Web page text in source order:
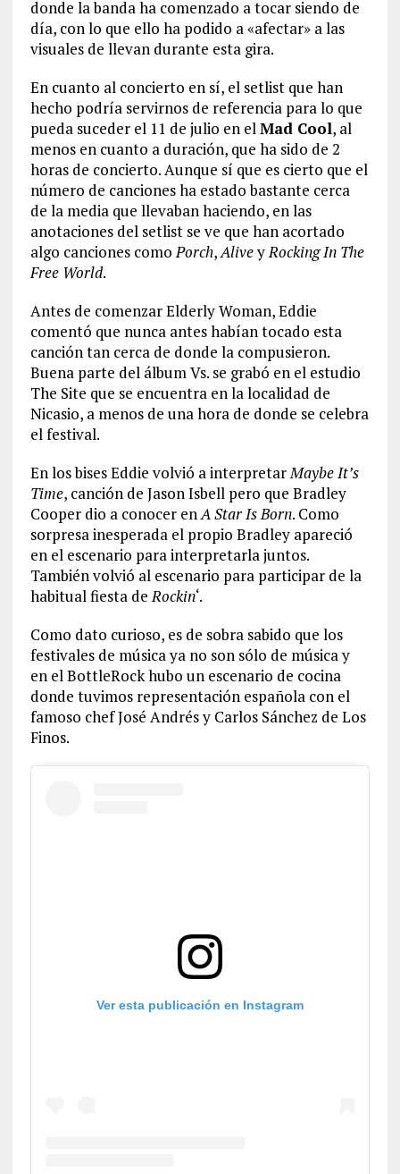
donde la banda ha comenzado a tocar siendo de
día, con lo que ello ha podido a «afectar» a las
visuales de llevan durante esta gira.
En cuanto al concierto en sí, el setlist que han
hecho podría servirnos de referencia para lo que
pueda suceder el 11 de julio en elMad Cool, al
menos en cuanto a duración, que ha sido de 2
horas de concierto. Aunque sí que es cierto que el
número de canciones ha estado bastante cerca
de la media que llevaban haciendo, en las
anotaciones del setlist se ve que han acortado
algo canciones comoPorch,AliveyRocking In The
Free World.
Antes de comenzar Elderly Woman, Eddie
comentó que nunca antes habían tocado esta
canción tan cerca de donde la compusieron.
Buena parte del álbum Vs. se grabó en el estudio
The Site que se encuentra en la localidad de
Nicasio, a menos de una hora de donde se celebra
el festival.
En los bises Eddie volvió a interpretarMaybe It’s
Time, canción de Jason Isbell pero que Bradley
Cooper dio a conocer enA Star Is Born. Como
sorpresa inesperada el propio Bradley apareció
en el escenario para interpretarla juntos.
También volvió al escenario para participar de la
habitual fiesta deRockin‘.
Como dato curioso, es de sobra sabido que los
festivales de música ya no son sólo de música y
en el BottleRock hubo un escenario de cocina
donde tuvimos representación española con el
famoso chef José Andrés y Carlos Sánchez de Los
Finos.
Ver esta publicación en Instagram